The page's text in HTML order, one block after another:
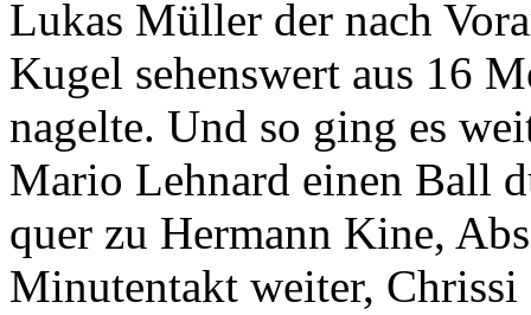
Lukas Müller der nach
Kugel sehenswert aus 16
nagelte. Und so ging es
Mario Lehnard einen Ball
quer zu Hermann Kine,
Minutentakt weiter,